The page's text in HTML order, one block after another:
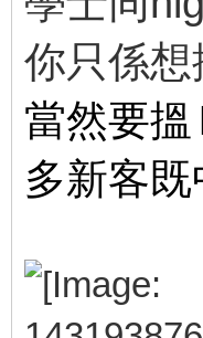
你只係想
當然要
多新客